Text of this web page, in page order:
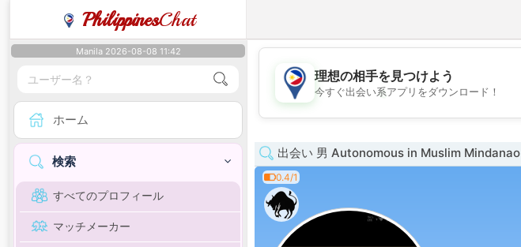
PhilippinesChat
Manila 2026-08-08 11:42
ホーム
検索
すべてのプロフィール
マッチメーカー
💖
理想の相手を見つけよう
今すぐ出会い系アプリをダウンロード！
出会い 男 Autonomous in Muslim Mindanao
0.4/1